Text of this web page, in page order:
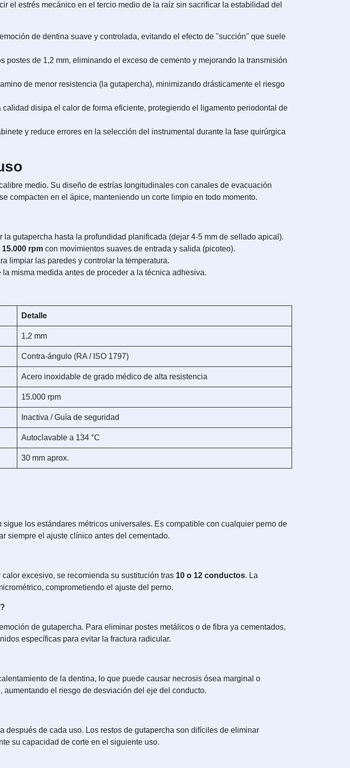
el estrés mecánico en el tercio medio de la raíz sin sacrificar la estabilidad del
de dentina suave y controlada, evitando el efecto de "succión" que suele
postes de 1,2 mm, eliminando el exceso de cemento y mejorando la transmisión
de menor resistencia (la gutapercha), minimizando drásticamente el riesgo
disipa el calor de forma eficiente, protegiendo el ligamento periodontal de
y reduce errores en la selección del instrumental durante la fase quirúrgica
medio. Su diseño de estrías longitudinales con canales de evacuación
compacten en el ápice, manteniendo un corte limpio en todo momento.
gutapercha hasta la profundidad planificada (dejar 4-5 mm de sellado apical).
15.000 rpm con movimientos suaves de entrada y salida (picoteo).
limpiar las paredes y controlar la temperatura.
misma medida antes de proceder a la técnica adhesiva.
Detalle
1,2 mm
Contra-ángulo (RA / ISO 1797)
Acero inoxidable de grado médico de alta resistencia
15.000 rpm
Inactiva / Guía de seguridad
Autoclavable a 134 °C
30 mm aprox.
los estándares métricos universales. Es compatible con cualquier perno de
siempre el ajuste clínico antes del cementado.
excesivo, se recomienda su sustitución tras 10 o 12 conductos. La
comprometiendo el ajuste del perno.
de gutapercha. Para eliminar postes metálicos o de fibra ya cementados,
específicas para evitar la fractura radicular.
de la dentina, lo que puede causar necrosis ósea marginal o
el riesgo de desviación del eje del conducto.
de cada uso. Los restos de gutapercha son difíciles de eliminar
su capacidad de corte en el siguiente uso.